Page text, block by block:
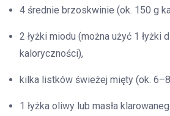
4 średnie brzoskwinie (ok. 150 g
2 łyżki miodu (można użyć 1 łyżki
kaloryczności),
kilka listków świeżej mięty (ok.
1 łyżka oliwy lub masła